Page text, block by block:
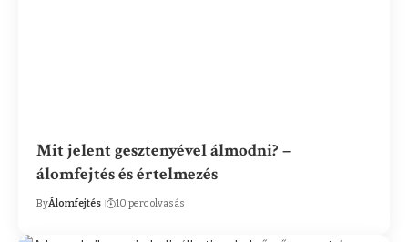
Mit jelent gesztenyével álmodni? –
álomfejtés és értelmezés
ByÁlomfejtés 10 perc olvasás